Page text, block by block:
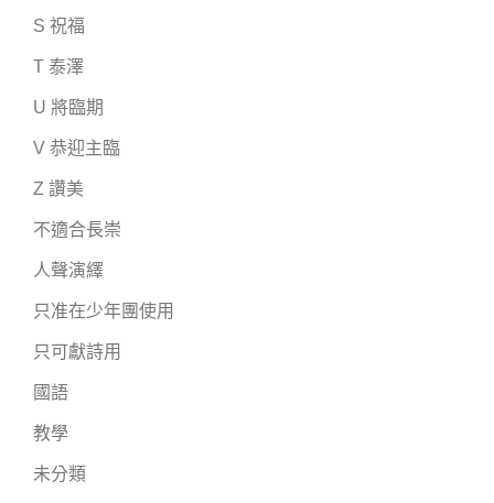
S 祝福
T 泰澤
U 將臨期
V 恭迎主臨
Z 讚美
不適合長崇
人聲演繹
只准在少年團使用
只可獻詩用
國語
教學
未分類